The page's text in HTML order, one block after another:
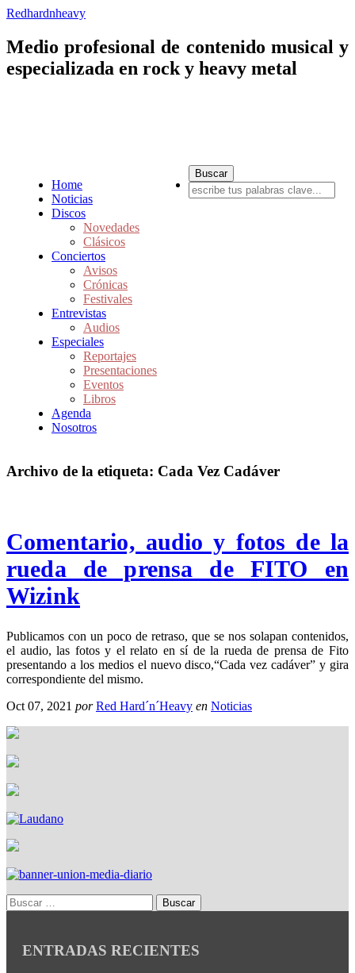
Redhardnheavy
Medio profesional de contenido musical y
especializada en rock y heavy metal
Home
Noticias
Discos
Novedades
Clásicos
Conciertos
Avisos
Crónicas
Festivales
Entrevistas
Audios
Especiales
Reportajes
Presentaciones
Eventos
Libros
Agenda
Nosotros
Archivo de la etiqueta: Cada Vez Cadáver
Comentario, audio y fotos de la
rueda de prensa de FITO en
Wizink
Publicamos con un poco de retraso, que se nos solapan contenidos,
el audio, las fotos y el relato en sí de la rueda de prensa de Fito
presentando a los medios el nuevo disco,“Cada vez cadáver” y gira
correspondiente del mismo.
Oct 07, 2021 por Red Hard´n´Heavy en Noticias
ENTRADAS RECIENTES